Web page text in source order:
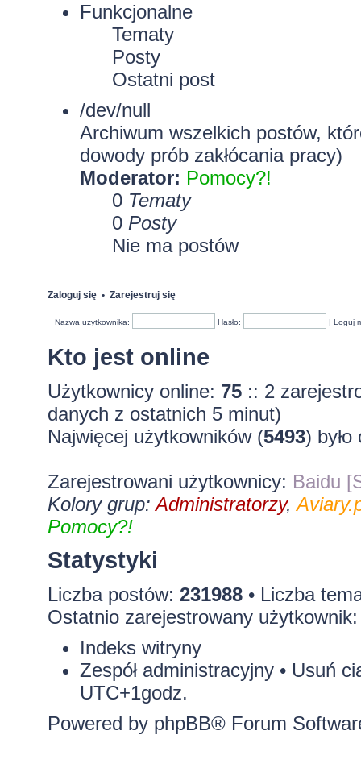
Funkcjonalne
Tematy
Posty
Ostatni post
/dev/null
Archiwum wszelkich postów,
dowody prób zakłócania pracy)
Moderator: Pomocy?!
0 Tematy
0 Posty
Nie ma postów
Zaloguj się• Zarejestruj się
Nazwa użytkownika: Hasło: |Loguj
Kto jest online
Użytkownicy online: 75:: 2
danych z ostatnich 5 minut)
Najwięcej użytkowników (5493)
Zarejestrowani użytkownicy: Baidu
Kolory grup:Administratorzy,
Pomocy?!
Statystyki
Liczba postów: 231988• Liczba
Ostatnio zarejestrowany
Indeks witryny
Zespół administracyjny• Usuń
UTC+1godz.
Powered by phpBB® Forum